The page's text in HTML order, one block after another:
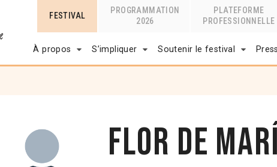
FESTIVAL
PROGRAMMATION
2026
PLATEFORME
PROFESSIONNELLE
À propos S’impliquer Soutenir le festival
Flor de